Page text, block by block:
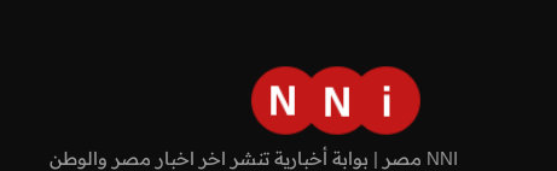
NNI مصر | بوابة أخبارية تنشر اخر اخبار مصر والوطن